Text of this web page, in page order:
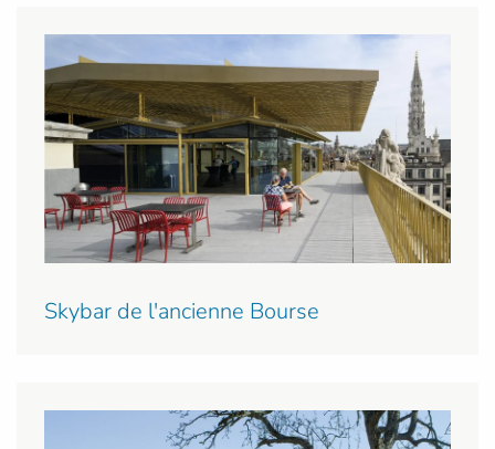
Skybar de l'ancienne Bourse